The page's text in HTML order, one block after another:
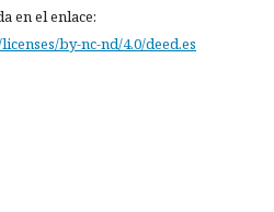
en el enlace:
by-nc-nd/4.0/deed.es